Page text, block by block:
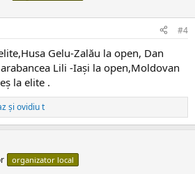
#4
Gelu-Zalău la open, Dan
Lili -Iași la open,Moldovan
la elite .
și ovidiu t
organizator local